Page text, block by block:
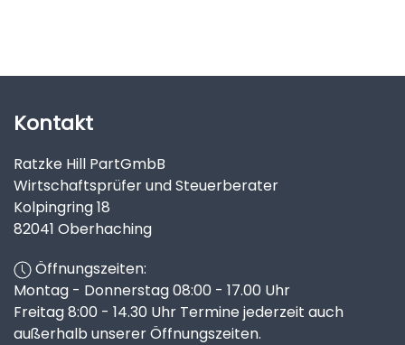
Kontakt
Ratzke Hill PartGmbB
Wirtschaftsprüfer und Steuerberater
Kolpingring 18
82041 Oberhaching
Öffnungszeiten:
Montag - Donnerstag 08:00 - 17.00 Uhr
Freitag 8:00 - 14.30 Uhr Termine jederzeit auch
außerhalb unserer Öffnungszeiten.